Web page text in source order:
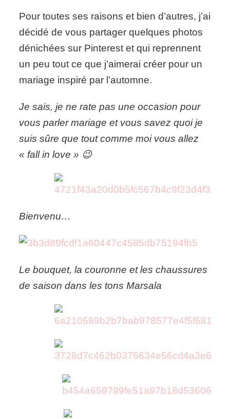
Pour toutes ses raisons et bien d’autres, j’ai
décidé de vous partager quelques photos
dénichées sur Pinterest et qui reprennent
un peu tout ce que j’aimerai créer pour un
mariage inspiré par l’automne.
Je sais, je ne rate pas une occasion pour
vous parler mariage et vous savez quoi je
suis sûre que tout comme moi vous allez
« fall in love » 😉
Bienvenu…
Le bouquet, la couronne et les chaussures
de saison dans les tons Marsala